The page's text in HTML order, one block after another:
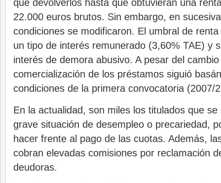
que devolverlos hasta que obtuvieran una
22.000 euros brutos. Sin embargo, en
condiciones se modificaron. El umbral de
un tipo de interés remunerado (3,60% TAE) y
interés de demora abusivo. A pesar del
comercialización de los préstamos siguió
condiciones de la primera convocatoria (2007/
En la actualidad, son miles los titulados que
grave situación de desempleo o precariedad,
hacer frente al pago de las cuotas. Además,
cobran elevadas comisiones por reclamación
deudoras.